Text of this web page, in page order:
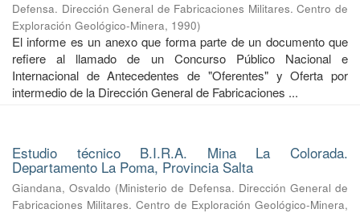
Defensa. Dirección General de Fabricaciones Militares. Centro de
Exploración Geológico-Minera, 1990)
El informe es un anexo que forma parte de un documento que
refiere al llamado de un Concurso Público Nacional e
Internacional de Antecedentes de "Oferentes" y Oferta por
intermedio de la Dirección General de Fabricaciones ...
Estudio técnico B.I.R.A. Mina La Colorada.
Departamento La Poma, Provincia Salta
Giandana, Osvaldo (Ministerio de Defensa. Dirección General de
Fabricaciones Militares. Centro de Exploración Geológico-Minera,